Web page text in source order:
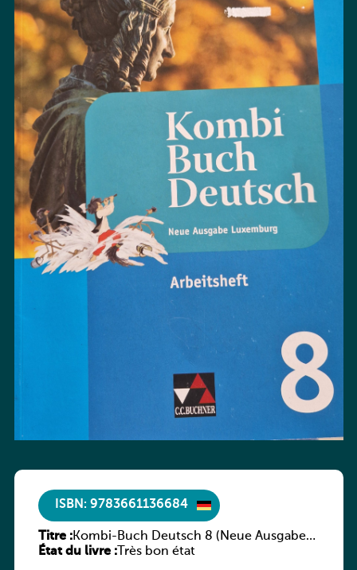
ISBN: 9783661136684
Titre :Kombi-Buch Deutsch 8 (Neue Ausgabe
Luxemburg)
État du livre :Très bon état